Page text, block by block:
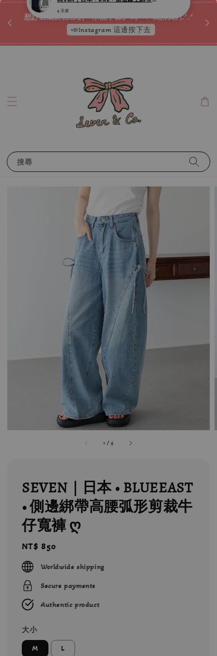
想訂製屬於自己的『水晶手鍊』嗎ꕀ♡ 私訊我們.ᐟ.ᐟ
📣Instagram 這邊按下去
搜尋
1 /5
SEVEN｜日本 • BLUEEAST
• 側邊綁帶高腰弧形剪裁牛
仔寬褲 ღ
Regular
price
NT$ 850
Worldwide shipping
Secure payments
Authentic product
大小
M L